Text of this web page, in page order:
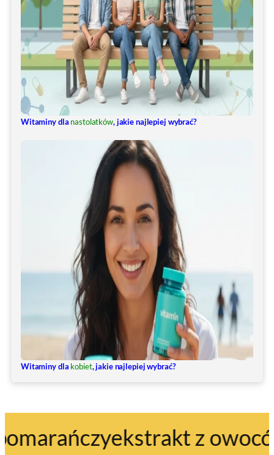
Witaminy dla nastolatków, jakie najlepiej wybrać?
Witaminy dla kobiet, jakie najlepiej wybrać?
ekstrakt z owoców dzikiej